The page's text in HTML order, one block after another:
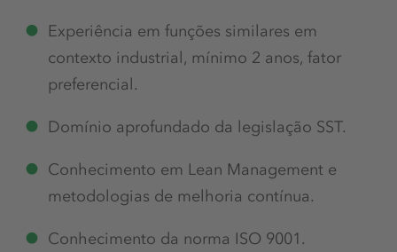
Experiência em funções similares em
contexto industrial, mínimo 2 anos, fator
preferencial.
Domínio aprofundado da legislação SST.
Conhecimento em Lean Management e
metodologias de melhoria contínua.
Conhecimento da norma ISO 9001.